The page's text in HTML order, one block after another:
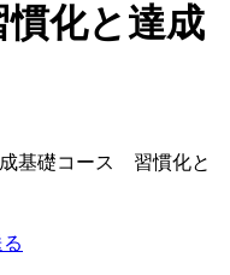
化と達成
基礎コース 習慣化と